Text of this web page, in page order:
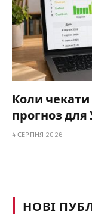
Коли чекати
прогноз для
4 СЕРПНЯ 2026
НОВІ